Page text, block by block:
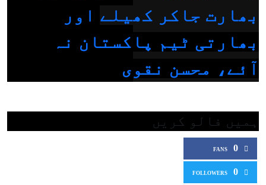
بھارت جاکر کھیلے اور
بھارتی ٹیم پاکستان نہ
آئے، محسن نقوی
ہمیں فالو کریں
0
FANS
0
FOLLOWERS